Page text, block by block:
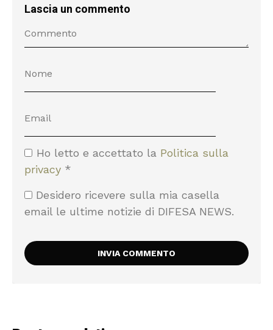
Lascia un commento
Ho letto e accettato la Politica sulla
privacy *
Desidero ricevere sulla mia casella
email le ultime notizie di DIFESA NEWS.